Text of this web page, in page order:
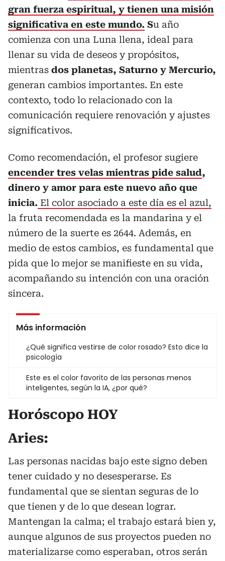
gran fuerza espiritual, y tienen una misión
significativa en este mundo. Su año
comienza con una Luna llena, ideal para
llenar su vida de deseos y propósitos,
mientras dos planetas, Saturno y Mercurio,
generan cambios importantes. En este
contexto, todo lo relacionado con la
comunicación requiere renovación y ajustes
significativos.
Como recomendación, el profesor sugiere
encender tres velas mientras pide salud,
dinero y amor para este nuevo año que
inicia. El color asociado a este día es el azul,
la fruta recomendada es la mandarina y el
número de la suerte es 2644. Además, en
medio de estos cambios, es fundamental que
pida que lo mejor se manifieste en su vida,
acompañando su intención con una oración
sincera.
Más información
¿Qué significa vestirse de color rosado? Esto dice la
psicología
Este es el color favorito de las personas menos
inteligentes, según la IA, ¿por qué?
Horóscopo HOY
Aries:
Las personas nacidas bajo este signo deben
tener cuidado y no desesperarse. Es
fundamental que se sientan seguras de lo
que tienen y de lo que desean lograr.
Mantengan la calma; el trabajo estará bien y,
aunque algunos de sus proyectos pueden no
materializarse como esperaban, otros serán